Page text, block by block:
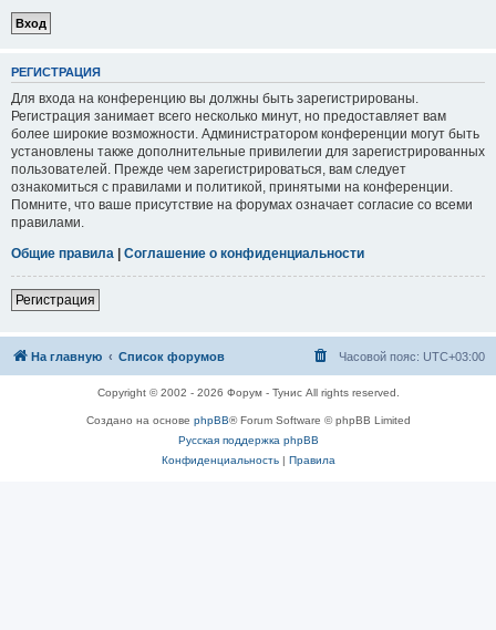
РЕГИСТРАЦИЯ
Для входа на конференцию вы должны быть зарегистрированы.
Регистрация занимает всего несколько минут, но предоставляет вам
более широкие возможности. Администратором конференции могут быть
установлены также дополнительные привилегии для зарегистрированных
пользователей. Прежде чем зарегистрироваться, вам следует
ознакомиться с правилами и политикой, принятыми на конференции.
Помните, что ваше присутствие на форумах означает согласие со всеми
правилами.
Общие правила | Соглашение о конфиденциальности
Регистрация
На главную Список форумов Часовой пояс: UTC+03:00
Copyright © 2002 - 2026 Форум - Тунис All rights reserved.
Создано на основе phpBB® Forum Software © phpBB Limited
Русская поддержка phpBB
Конфиденциальность| Правила